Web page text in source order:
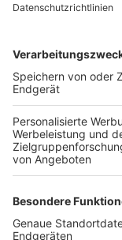
TOP-VEREINE
TOP-PARTNER